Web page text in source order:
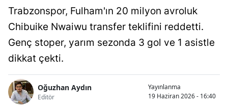
Trabzonspor, Fulham'ın 20 milyon avroluk
Chibuike Nwaiwu transfer teklifini reddetti.
Genç stoper, yarım sezonda 3 gol ve 1 asistle
dikkat çekti.
Oğuzhan Aydın
Editör
Yayınlanma
19 Haziran 2026 - 16:40